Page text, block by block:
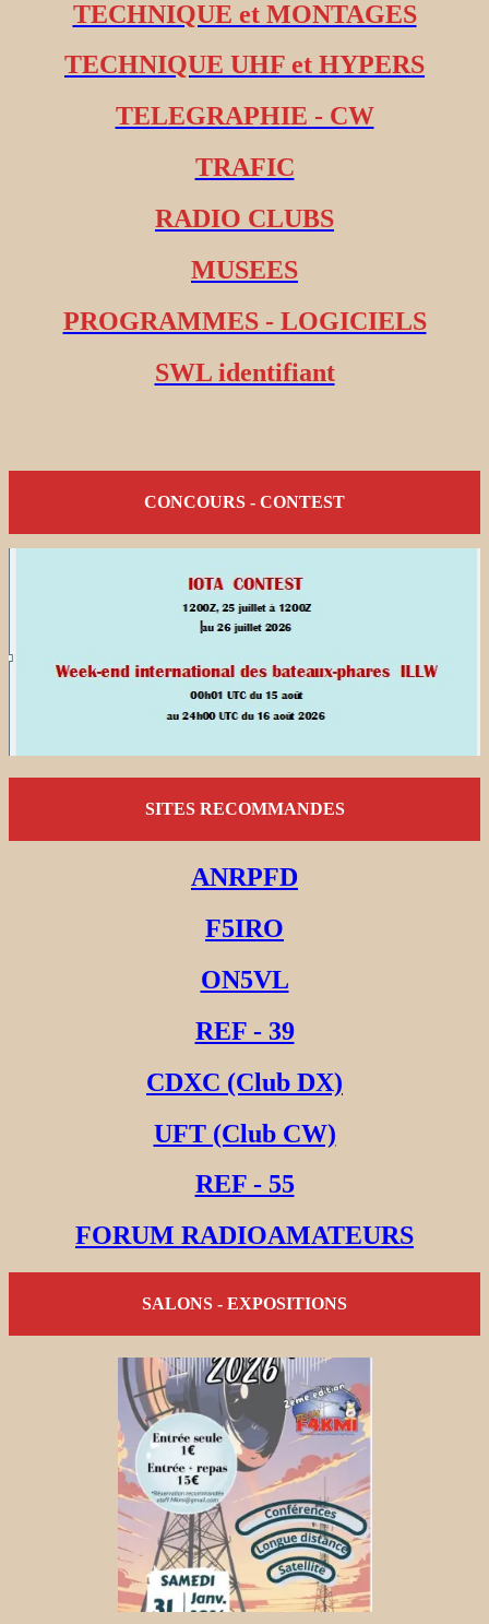
TECHNIQUE et MONTAGES
TECHNIQUE UHF et HYPERS
TELEGRAPHIE - CW
TRAFIC
RADIO CLUBS
MUSEES
PROGRAMMES - LOGICIELS
SWL identifiant
CONCOURS - CONTEST
SITES RECOMMANDES
ANRPFD
F5IRO
ON5VL
REF - 39
CDXC (Club DX)
UFT (Club CW)
REF - 55
FORUM RADIOAMATEURS
SALONS - EXPOSITIONS